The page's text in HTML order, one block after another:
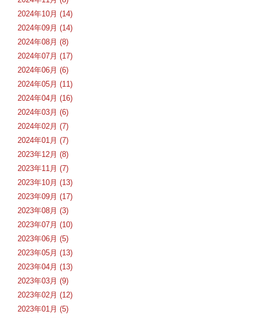
2024年10月 (14)
2024年09月 (14)
2024年08月 (8)
2024年07月 (17)
2024年06月 (6)
2024年05月 (11)
2024年04月 (16)
2024年03月 (6)
2024年02月 (7)
2024年01月 (7)
2023年12月 (8)
2023年11月 (7)
2023年10月 (13)
2023年09月 (17)
2023年08月 (3)
2023年07月 (10)
2023年06月 (5)
2023年05月 (13)
2023年04月 (13)
2023年03月 (9)
2023年02月 (12)
2023年01月 (5)